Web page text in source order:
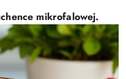
mikrofalowej.